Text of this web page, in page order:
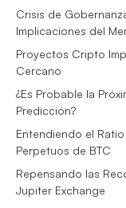
Crisis de
Implicaciones del
Proyectos Cripto
Cercano
¿Es Probable la
Predicción?
Entendiendo el
Perpetuos de BTC
Repensando las
Jupiter Exchange